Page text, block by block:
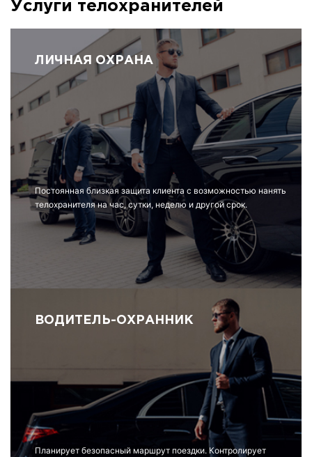
Услуги телохранителей
ЛИЧНАЯ ОХРАНА
Постоянная близкая защита клиента с возможностью нанять
телохранителя на час, сутки, неделю и другой срок.
ВОДИТЕЛЬ-ОХРАННИК
Планирует безопасный маршрут поездки. Контролирует